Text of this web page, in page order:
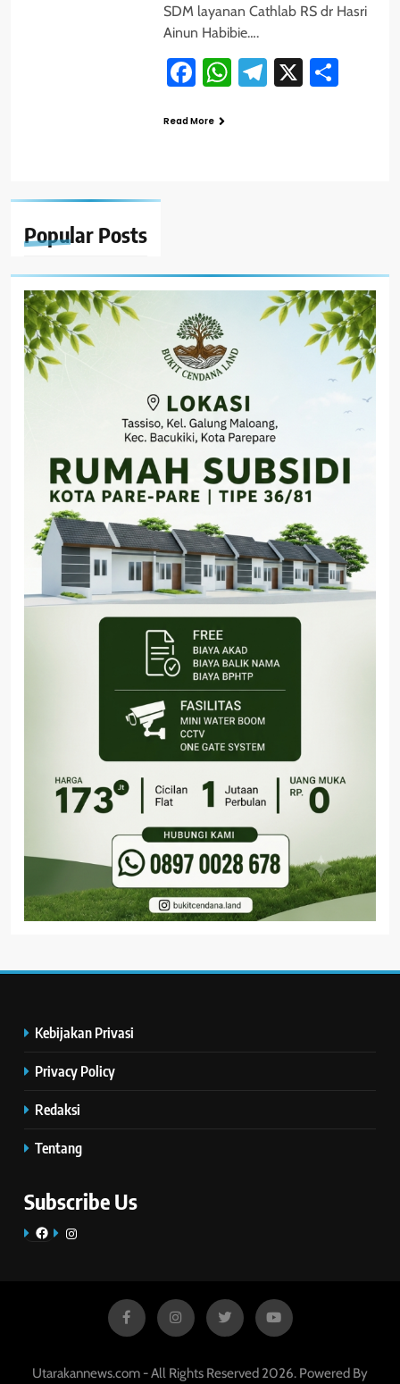
Popular Posts
SDM layanan Cathlab RS dr Hasri
Ainun Habibie….
Facebook
WhatsApp
Telegram
X
Read More
Kebijakan Privasi
Privacy Policy
Redaksi
Tentang
Subscribe Us
FacebookInstagram
Utarakannews.com - All Rights Reserved 2026. Powered By